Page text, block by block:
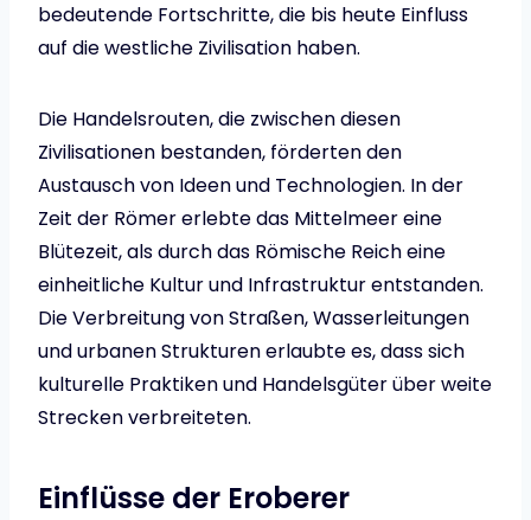
bedeutende Fortschritte, die bis heute Einfluss
auf die westliche Zivilisation haben.
Die Handelsrouten, die zwischen diesen
Zivilisationen bestanden, förderten den
Austausch von Ideen und Technologien. In der
Zeit der Römer erlebte das Mittelmeer eine
Blütezeit, als durch das Römische Reich eine
einheitliche Kultur und Infrastruktur entstanden.
Die Verbreitung von Straßen, Wasserleitungen
und urbanen Strukturen erlaubte es, dass sich
kulturelle Praktiken und Handelsgüter über weite
Strecken verbreiteten.
Einflüsse der Eroberer